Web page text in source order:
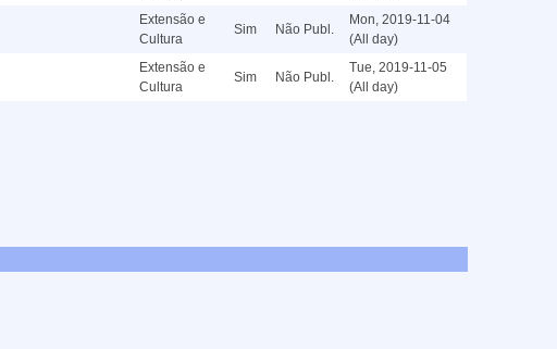
Extensão e
Cultura
Sim Não Publ.
Mon, 2019-11-04
(All day)
Extensão e
Cultura
Sim Não Publ.
Tue, 2019-11-05
(All day)